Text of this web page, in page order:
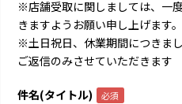
※店舗受取に関しましては、一
きますようお願い申し上げます。
※土日祝日、休業期間につきま
ご返信のみさせていただきます
件名(タイトル)